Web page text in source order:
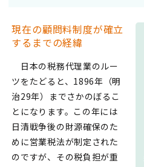
現在の顧問料制度が確立
するまでの経緯
日本の税務代理業のルー
ツをたどると、1896年（明
治29年）までさかのぼるこ
とになります。この年には
日清戦争後の財源確保のた
めに営業税法が制定された
のですが、その税負担が重